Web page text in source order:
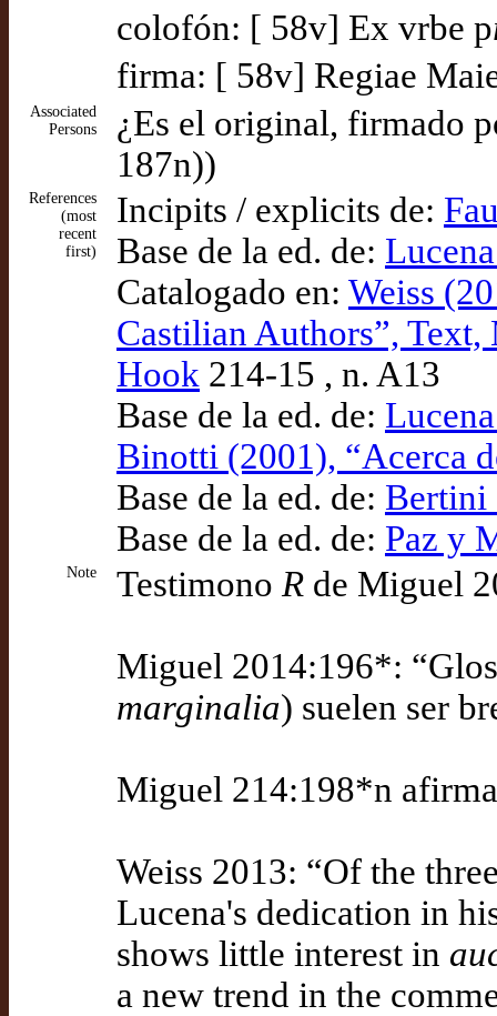
colofón: [ 58v] Ex vrbe p
firma: [ 58v] Regiae
Associated
Persons
¿Es el original, firmado
187n))
References
(most
recent
first)
Incipits / explicits de:
Base de la ed. de:
Catalogado en: Weiss
Castilian Authors”,
Hook 214-15 , n. A13
Base de la ed. de:
Binotti (2001), “Acerca
Base de la ed. de: Bertini
Base de la ed. de: Paz y
Note Testimono R de Miguel
Miguel 2014:196*:
marginalia) suelen ser
Miguel 214:198*n
Weiss 2013: “Of the
Lucena's dedication in
shows little interest in
a new trend in the